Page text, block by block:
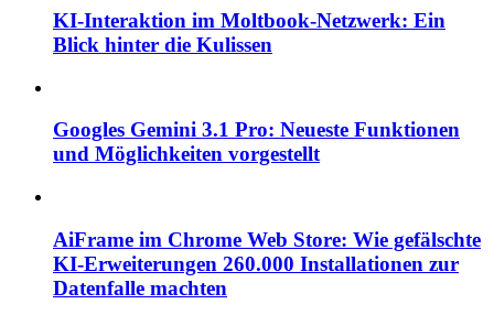
KI-Interaktion im Moltbook-Netzwerk: Ein
Blick hinter die Kulissen
Googles Gemini 3.1 Pro: Neueste Funktionen
und Möglichkeiten vorgestellt
AiFrame im Chrome Web Store: Wie gefälschte
KI-Erweiterungen 260.000 Installationen zur
Datenfalle machten